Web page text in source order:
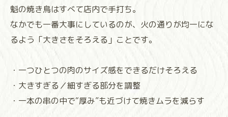
魁の焼き鳥はすべて店内で手打ち。
なかでも一番大事にしているのが、火の通りが均一にな
るよう「大きさをそろえる」ことです。
・一つひとつの肉のサイズ感をできるだけそろえる
・大きすぎる／細すぎる部分を調整
・一本の串の中で“厚み”も近づけて焼きムラを減らす